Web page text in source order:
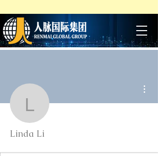
Linda Li
Linda Li